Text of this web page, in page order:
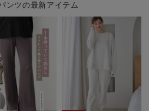
ンツの最新アイテム